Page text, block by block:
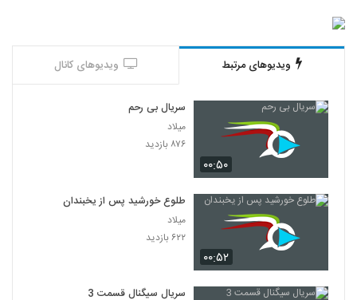
ویدیوهای مرتبط ویدیوهای کانال
۰۰:۵۰
سریال بی رحم
میلاد
۸۷۶ بازدید
۰۰:۵۲
طلوع خورشید پس از یخبندان
میلاد
۶۲۲ بازدید
سریال سیگنال قسمت 3